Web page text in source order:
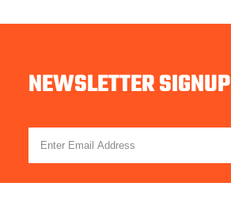
NEWSLETTER SIGNUP